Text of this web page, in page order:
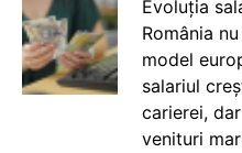
Evoluția
România
model
salariul
carierei,
venituri